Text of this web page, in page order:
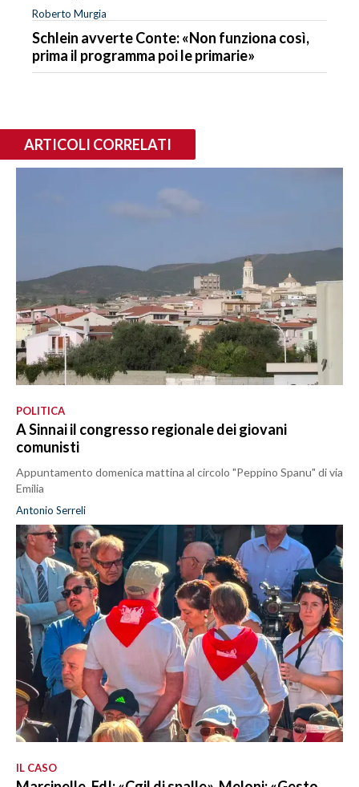
Roberto Murgia
Schlein avverte Conte: «Non funziona così,
prima il programma poi le primarie»
ARTICOLI CORRELATI
POLITICA
A Sinnai il congresso regionale dei giovani
comunisti
Appuntamento domenica mattina al circolo "Peppino Spanu" di via
Emilia
Antonio Serreli
IL CASO